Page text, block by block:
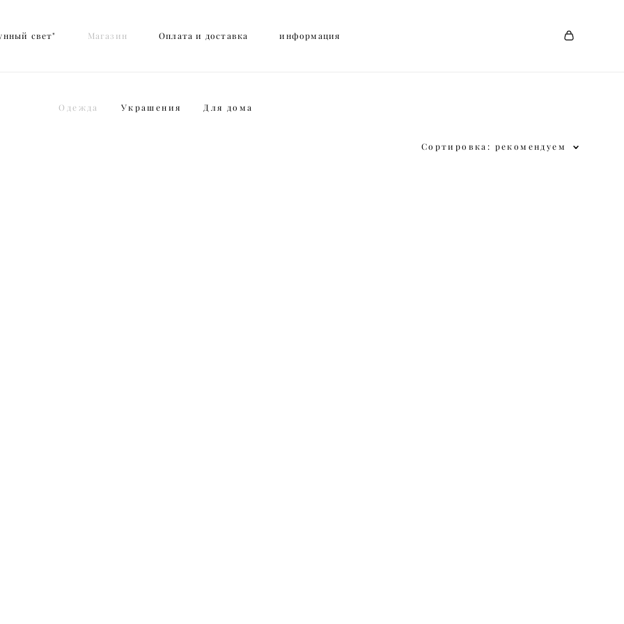
свет" Магазин Оплата и доставка информация
свет" Магазин Оплата и доставка информация
Одежда Украшения Для дома
Сортировка: рекомендуем